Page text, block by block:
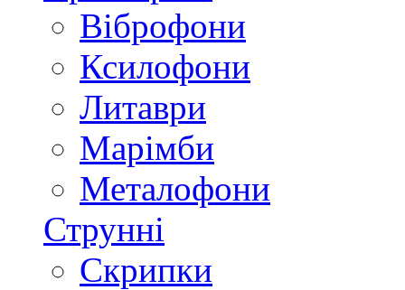
Віброфони
Ксилофони
Литаври
Марімби
Металофони
Струнні
Скрипки